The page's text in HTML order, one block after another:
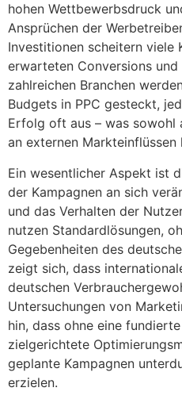
hohen Wettbewerbsdruck
Ansprüchen der
Investitionen scheitern viele
erwarteten Conversions und
zahlreichen Branchen
Budgets in PPC gesteckt,
Erfolg oft aus – was sowohl
an externen Markteinflüssen
Ein wesentlicher Aspekt ist
der Kampagnen an sich
und das Verhalten der
nutzen Standardlösungen,
Gegebenheiten des
zeigt sich, dass
deutschen
Untersuchungen von
hin, dass ohne eine
zielgerichtete
geplante Kampagnen
erzielen.